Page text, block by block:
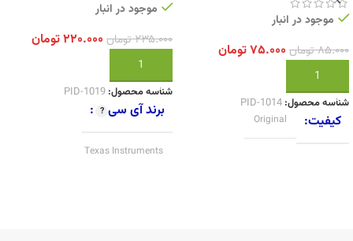
موجود در انبار
۸۵.۰۰۰تومان ۷۵.۰۰۰تومان
افزودن به سبد خرید
شناسه محصول: PID-1014
کیفیت Original
موجود در انبار
۲۳۵.۰۰۰تومان ۲۲۰.۰۰۰تومان
افزودن به سبد خرید
شناسه محصول: PID-1019
برند آی سی
Texas Instruments